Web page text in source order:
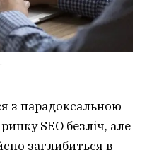
з парадоксальною
SEO безліч, але
заглибиться в